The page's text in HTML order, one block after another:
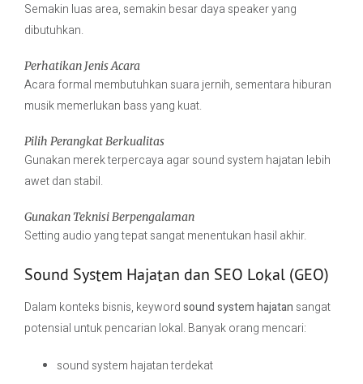
Semakin luas area, semakin besar daya speaker yang
dibutuhkan.
Perhatikan Jenis Acara
Acara formal membutuhkan suara jernih, sementara hiburan
musik memerlukan bass yang kuat.
Pilih Perangkat Berkualitas
Gunakan merek terpercaya agar sound system hajatan lebih
awet dan stabil.
Gunakan Teknisi Berpengalaman
Setting audio yang tepat sangat menentukan hasil akhir.
Sound System Hajatan dan SEO Lokal (GEO)
Dalam konteks bisnis, keywordsound system hajatan sangat
potensial untuk pencarian lokal. Banyak orang mencari:
sound system hajatan terdekat